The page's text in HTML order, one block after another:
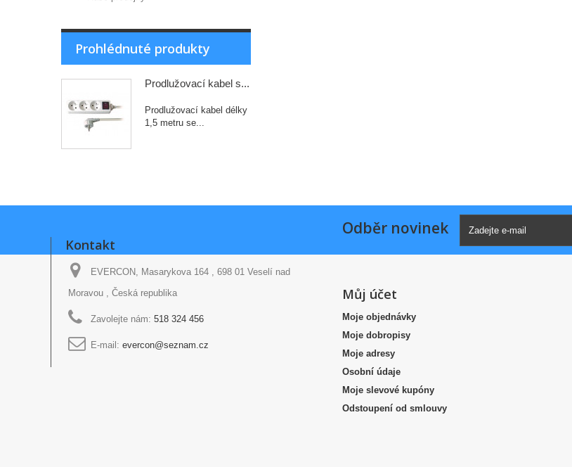
Prohlédnuté produkty
Prodlužovací kabel s...
Prodlužovací kabel délky
1,5 metru se...
Kontakt
EVERCON, Masarykova 164 , 698 01 Veselí nad
Moravou , Česká republika
Zavolejte nám: 518 324 456
E-mail: evercon@seznam.cz
Odběr novinek
Můj účet
Moje objednávky
Moje dobropisy
Moje adresy
Osobní údaje
Moje slevové kupóny
Odstoupení od smlouvy